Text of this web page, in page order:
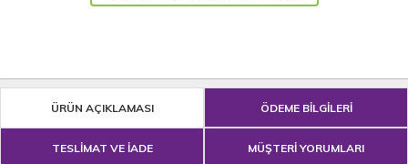
ÜRÜN AÇIKLAMASI ÖDEME BİLGİLERİ
TESLİMAT VE İADE MÜŞTERİ YORUMLARI